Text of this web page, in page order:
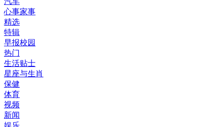
心事家事
精选
特辑
早报校园
热门
生活贴士
星座与生肖
保健
体育
视频
新闻
娱乐